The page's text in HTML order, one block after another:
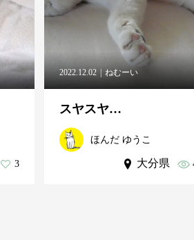
3
2022.12.02 ねむーい
スヤスヤ…
ほんだ ゆうこ
大分県